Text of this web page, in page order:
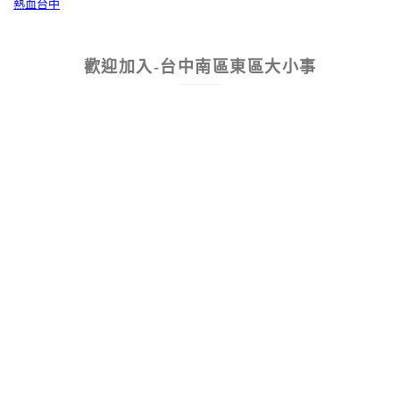
熱血台中
歡迎加入-台中南區東區大小事